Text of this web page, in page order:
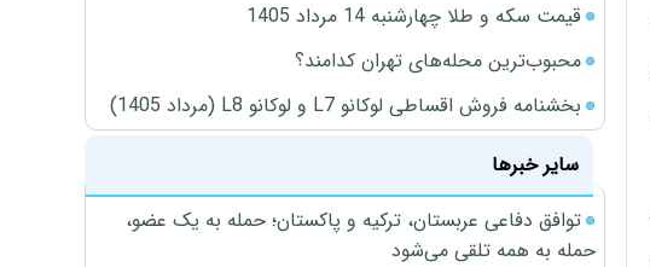
قیمت سکه و طلا چهارشنبه 14 مرداد 1405
محبوب‌ترین محله‌های تهران کدامند؟
بخشنامه فروش اقساطی لوکانو L7 و لوکانو L8 (مرداد 1405)
سایر خبرها
توافق دفاعی عربستان، ترکیه و پاکستان؛ حمله به یک عضو،
حمله به همه تلقی می‌شود